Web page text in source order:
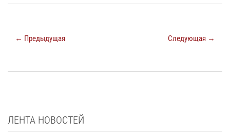
← Предыдущая Следующая →
ЛЕНТА НОВОСТЕЙ